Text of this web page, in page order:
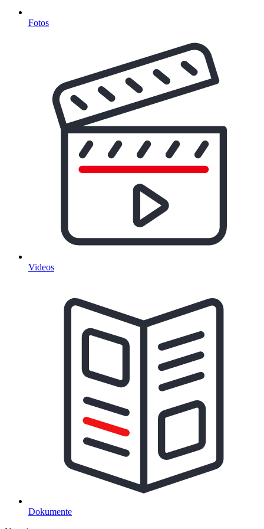
Fotos
Videos
Dokumente